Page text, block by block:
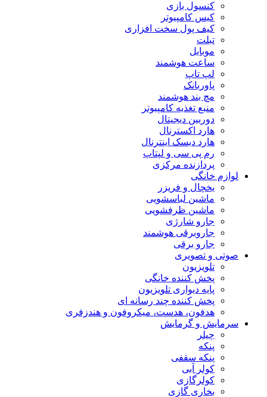
کنسول بازی
کیس کامپیوتر
کیف پول سخت افزاری
تبلت
موبایل
ساعت هوشمند
لپ تاپ
پاوربانک
مچ بند هوشمند
منبع تغذیه کامپیوتر
دوربین دیجیتال
هارد اکسترنال
هارد دیسک اینترنال
رم پی سی و لپتاپ
پردازنده مرکزی
لوازم خانگی
یخچال و فریزر
ماشین لباسشویی
ماشین ظرفشویی
جارو شارژی
جاروبرقی هوشمند
جارو برقی
صوتی و تصویری
تلویزیون
پخش کننده خانگی
پایه دیواری تلویزیون
پخش کننده چند رسانه ای
هدفون، هدست، میکروفون و هندزفری
سرمایش و گرمایش
چیلر
پنکه
پنکه سقفی
کولر آبی
کولرگازی
بخاری گازی